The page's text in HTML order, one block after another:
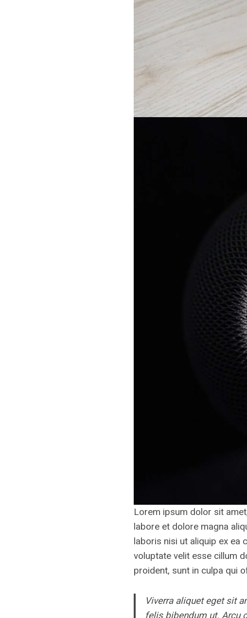
Lorem ipsum dolor sit
labore et dolore magna
laboris nisi ut aliquip ex ea
voluptate velit esse cillum
proident, sunt in culpa qui
Viverra aliquet eget sit
felis bibendum ut. Arcu